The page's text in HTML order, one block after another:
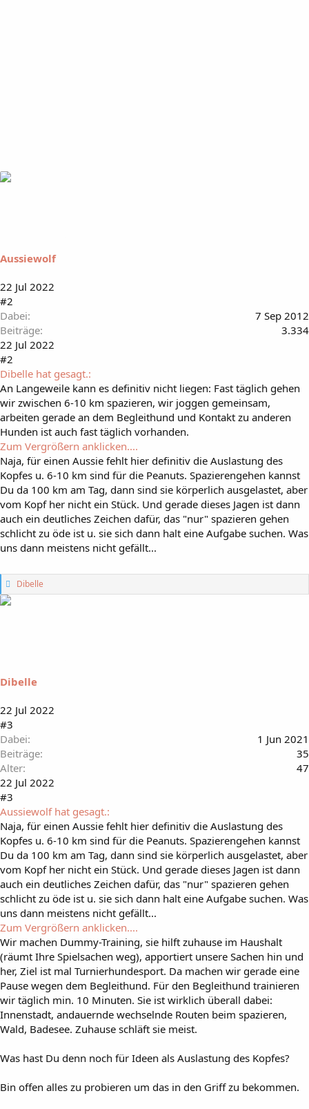
Aussiewolf
22 Jul 2022
#2
Dabei
7 Sep 2012
Beiträge
3.334
22 Jul 2022
#2
Dibelle hat gesagt.:
An Langeweile kann es definitiv nicht liegen: Fast täglich gehen
wir zwischen 6-10 km spazieren, wir joggen gemeinsam,
arbeiten gerade an dem Begleithund und Kontakt zu anderen
Hunden ist auch fast täglich vorhanden.
Zum Vergrößern anklicken....
Naja, für einen Aussie fehlt hier definitiv die Auslastung des
Kopfes u. 6-10 km sind für die Peanuts. Spazierengehen kannst
Du da 100 km am Tag, dann sind sie körperlich ausgelastet, aber
vom Kopf her nicht ein Stück. Und gerade dieses Jagen ist dann
auch ein deutliches Zeichen dafür, das "nur" spazieren gehen
schlicht zu öde ist u. sie sich dann halt eine Aufgabe suchen. Was
uns dann meistens nicht gefällt...
G
e
r
Dibelle
Dibelle
22 Jul 2022
#3
Dabei
1 Jun 2021
Beiträge
35
Alter
47
22 Jul 2022
#3
Aussiewolf hat gesagt.:
Naja, für einen Aussie fehlt hier definitiv die Auslastung des
Kopfes u. 6-10 km sind für die Peanuts. Spazierengehen kannst
Du da 100 km am Tag, dann sind sie körperlich ausgelastet, aber
vom Kopf her nicht ein Stück. Und gerade dieses Jagen ist dann
auch ein deutliches Zeichen dafür, das "nur" spazieren gehen
schlicht zu öde ist u. sie sich dann halt eine Aufgabe suchen. Was
uns dann meistens nicht gefällt...
Zum Vergrößern anklicken....
Wir machen Dummy-Training, sie hilft zuhause im Haushalt
(räumt Ihre Spielsachen weg), apportiert unsere Sachen hin und
her, Ziel ist mal Turnierhundesport. Da machen wir gerade eine
Pause wegen dem Begleithund. Für den Begleithund trainieren
wir täglich min. 10 Minuten. Sie ist wirklich überall dabei:
Innenstadt, andauernde wechselnde Routen beim spazieren,
Wald, Badesee. Zuhause schläft sie meist.
Was hast Du denn noch für Ideen als Auslastung des Kopfes?
Bin offen alles zu probieren um das in den Griff zu bekommen.